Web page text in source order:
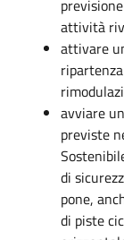
attività
attivare
avviare
previste
di
pone,
di piste